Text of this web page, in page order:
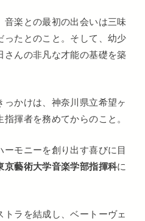
音楽との最初の出会いは三味
たとのこと。そして、幼少
んの非凡な才能の基礎を築
かけは、神奈川県立希望ヶ
揮者を務めてからのこと。
モニーを創り出す喜びに目
京藝術大学音楽学部指揮科に
ラを結成し、ベートーヴェ